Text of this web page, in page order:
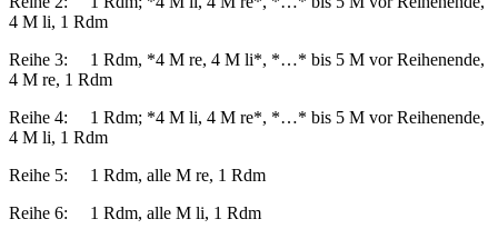
4 M li, 1 Rdm
Reihe 3: 1 Rdm, *4 M re, 4 M li*, *…* bis 5 M vor Reihenende,
4 M re, 1 Rdm
Reihe 4: 1 Rdm; *4 M li, 4 M re*, *…* bis 5 M vor Reihenende,
4 M li, 1 Rdm
Reihe 5: 1 Rdm, alle M re, 1 Rdm
Reihe 6: 1 Rdm, alle M li, 1 Rdm